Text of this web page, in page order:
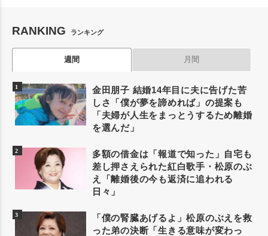
RANKING ランキング
週間 月間
金田朋子 結婚14年目に夫に告げた苦
しさ「僕が夢を諦めれば」の提案も
「夫婦が人生をまっとうするため離婚
を選んだ」
多額の借金は「報道で知った」自宅も
差し押さえられた紅白歌手・松原のぶ
え「離婚後の今も返済に追われる
日々」
「僕の腎臓あげるよ」松原のぶえを救
った弟の決断「生きる意味が変わっ